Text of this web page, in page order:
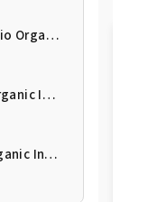
Ashwagandha kapsuly 60 ks Bio Organic India
Shatavari kapsuly 60 ks Bio Organic India
TRIKATU kapsuly 60 ks Bio Organic India